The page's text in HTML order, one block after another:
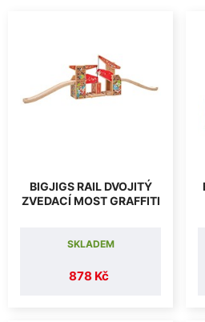
BIGJIGS RAIL DVOJITÝ
ZVEDACÍ MOST GRAFFITI
878 Kč
SKLADEM